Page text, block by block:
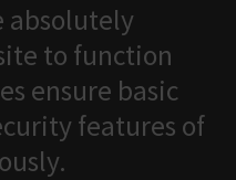
absolutely
to function
ensure basic
features of